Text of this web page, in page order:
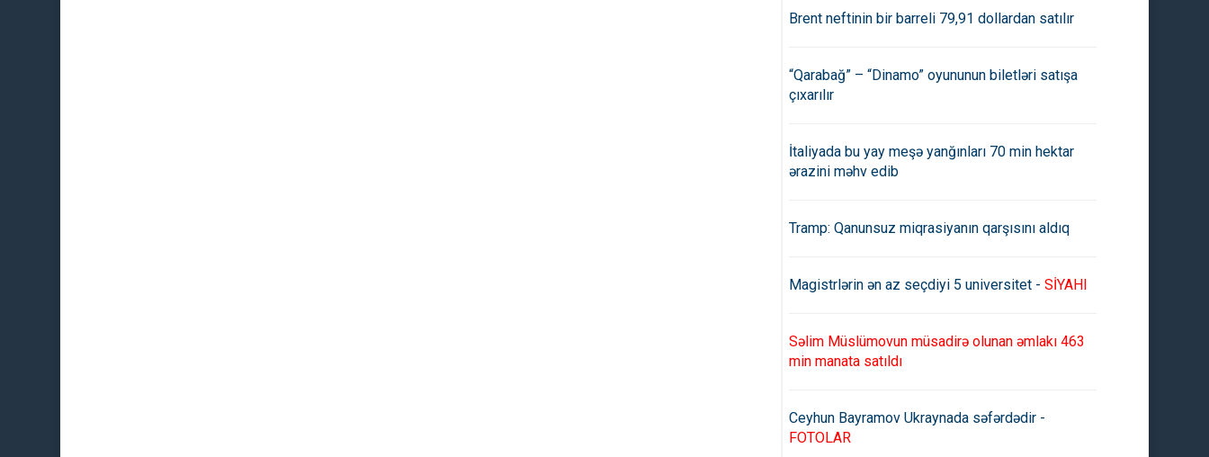
Brent neftinin bir barreli 79,91 dollardan satılır
“Qarabağ” – “Dinamo” oyununun biletləri satışa
çıxarılır
İtaliyada bu yay meşə yanğınları 70 min hektar
ərazini məhv edib
Tramp: Qanunsuz miqrasiyanın qarşısını aldıq
Magistrlərin ən az seçdiyi 5 universitet - SİYAHI
Səlim Müslümovun müsadirə olunan əmlakı 463
min manata satıldı
Ceyhun Bayramov Ukraynada səfərdədir -
FOTOLAR